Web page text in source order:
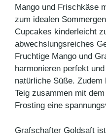
Mango und Frischkäse
zum idealen
Cupcakes kinderleicht
abwechslungsreiches
Fruchtige Mango und
harmonieren perfekt
natürliche Süße.
Teig zusammen mit
Frosting eine
Grafschafter Goldsaft